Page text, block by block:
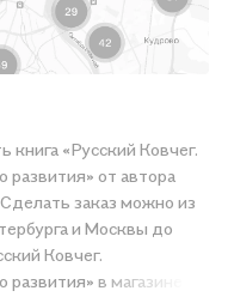
книга «Русский Ковчег.
развития» от автора
заказ можно из
и Москвы до
Ковчег.
в магазине